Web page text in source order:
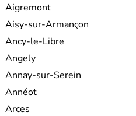
Aigremont
Aisy-sur-Armançon
Ancy-le-Libre
Angely
Annay-sur-Serein
Annéot
Arces